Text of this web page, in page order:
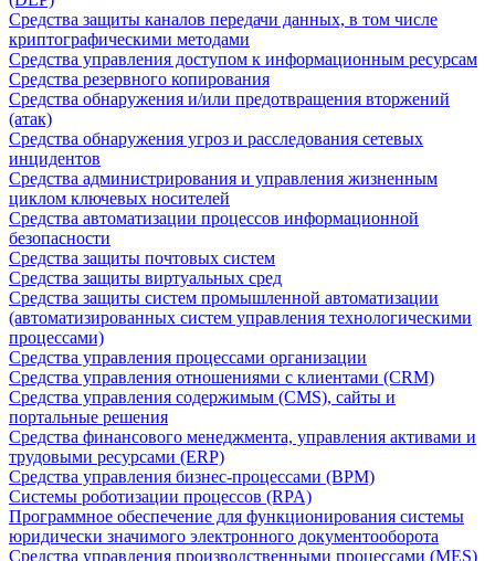
Средства защиты каналов передачи данных, в том числе
криптографическими методами
Средства управления доступом к информационным ресурсам
Средства резервного копирования
Средства обнаружения и/или предотвращения вторжений
(атак)
Средства обнаружения угроз и расследования сетевых
инцидентов
Средства администрирования и управления жизненным
циклом ключевых носителей
Средства автоматизации процессов информационной
безопасности
Средства защиты почтовых систем
Средства защиты виртуальных сред
Средства защиты систем промышленной автоматизации
(автоматизированных систем управления технологическими
процессами)
Средства управления процессами организации
Средства управления отношениями с клиентами (CRM)
Средства управления содержимым (CMS), сайты и
портальные решения
Средства финансового менеджмента, управления активами и
трудовыми ресурсами (ERP)
Средства управления бизнес-процессами (BPM)
Системы роботизации процессов (RPA)
Программное обеспечение для функционирования системы
юридически значимого электронного документооборота
Средства управления производственными процессами (MES)